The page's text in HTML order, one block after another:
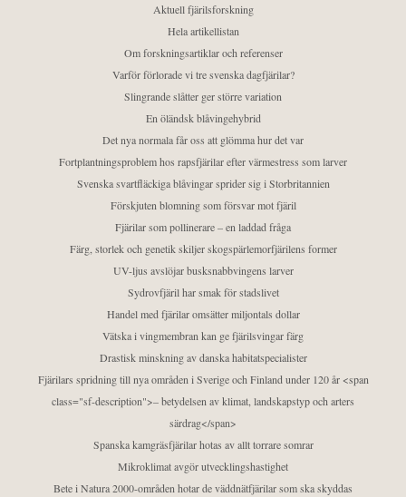
Aktuell fjärilsforskning
Hela artikellistan
Om forskningsartiklar och referenser
Varför förlorade vi tre svenska dagfjärilar?
Slingrande slåtter ger större variation
En öländsk blåvingehybrid
Det nya normala får oss att glömma hur det var
Fortplantningsproblem hos rapsfjärilar efter värmestress som larver
Svenska svartfläckiga blåvingar sprider sig i Storbritannien
Förskjuten blomning som försvar mot fjäril
Fjärilar som pollinerare – en laddad fråga
Färg, storlek och genetik skiljer skogspärlemorfjärilens former
UV-ljus avslöjar busksnabbvingens larver
Sydrovfjäril har smak för stadslivet
Handel med fjärilar omsätter miljontals dollar
Vätska i vingmembran kan ge fjärilsvingar färg
Drastisk minskning av danska habitatspecialister
Fjärilars spridning till nya områden i Sverige och Finland under 120 år <span
class="sf-description">– betydelsen av klimat, landskapstyp och arters
särdrag</span>
Spanska kamgräsfjärilar hotas av allt torrare somrar
Mikroklimat avgör utvecklingshastighet
Bete i Natura 2000-områden hotar de väddnätfjärilar som ska skyddas